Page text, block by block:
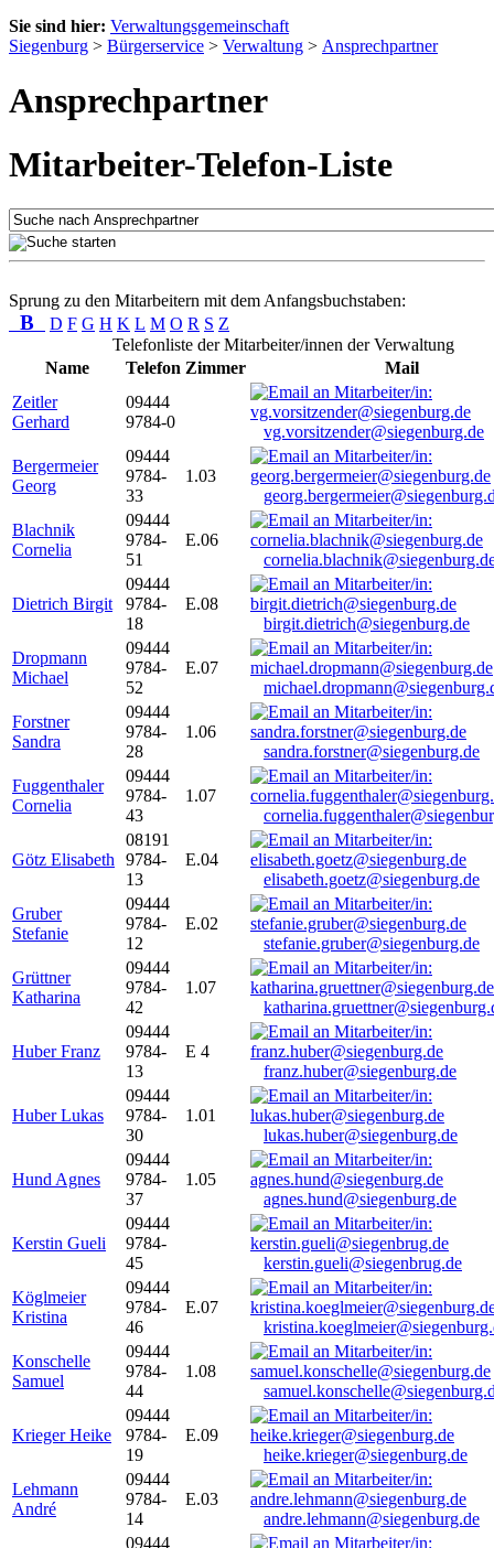
Sie sind hier: Verwaltungsgemeinschaft
Siegenburg > Bürgerservice > Verwaltung > Ansprechpartner
Ansprechpartner
Mitarbeiter-Telefon-Liste
Sprung zu den Mitarbeitern mit dem Anfangsbuchstaben:
B D F G H K L M O R S Z
Telefonliste der Mitarbeiter/innen der Verwaltung
Name
Telefon Zimmer
Mail
Zeitler
Gerhard
09444
9784-0
vg.vorsitzender@siegenburg.de
Bergermeier
Georg
09444
9784-
33
1.03
Blachnik
Cornelia
09444
9784-
51
E.06
Dietrich Birgit
09444
9784-
18
E.08
birgit.dietrich@siegenburg.de
Dropmann
Michael
09444
9784-
52
E.07
Forstner
Sandra
09444
9784-
28
1.06
sandra.forstner@siegenburg.de
Fuggenthaler
Cornelia
09444
9784-
43
1.07
Götz Elisabeth
08191
9784-
13
E.04
elisabeth.goetz@siegenburg.de
Gruber
Stefanie
09444
9784-
12
E.02
stefanie.gruber@siegenburg.de
Grüttner
Katharina
09444
9784-
42
1.07
Huber Franz
09444
9784-
13
E 4
franz.huber@siegenburg.de
Huber Lukas
09444
9784-
30
1.01
lukas.huber@siegenburg.de
Hund Agnes
09444
9784-
37
1.05
agnes.hund@siegenburg.de
Kerstin Gueli
09444
9784-
45
kerstin.gueli@siegenbrug.de
Köglmeier
Kristina
09444
9784-
46
E.07
Konschelle
Samuel
09444
9784-
44
1.08
Krieger Heike
09444
9784-
19
E.09
heike.krieger@siegenburg.de
Lehmann
André
09444
9784-
14
E.03
andre.lehmann@siegenburg.de
09444